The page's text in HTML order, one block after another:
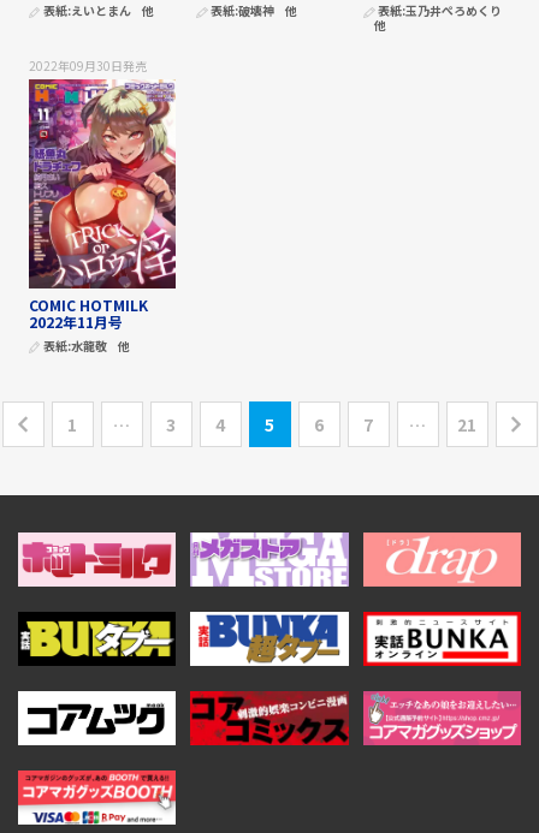
表紙:えいとまん 他 表紙:破壊神 他 表紙:玉乃井ぺろめくり
他
2022年09月30日発売
COMIC HOTMILK
2022年11月号
表紙:水龍敬 他
1 … 3 4 5 6 7 … 21